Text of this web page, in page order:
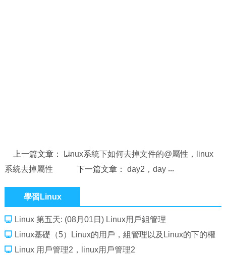
上一篇文章：
Linux系統下如何去掉文件的@屬性，linux
系統去掉屬性
下一篇文章： day2，day
學習Linux
Linux 第五天: (08月01日) Linux用戶組管理
Linux基礎（5）Linux的用戶，組管理以及Linux的下的權
限淺談
Linux 用戶管理2，linux用戶管理2